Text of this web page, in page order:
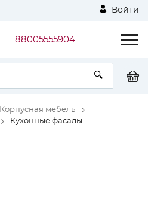
Войти
88005555904
Корпусная мебель
Кухонные фасады